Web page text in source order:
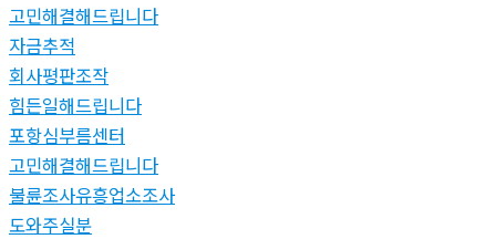
고민해결해드립니다
자금추적
회사평판조작
힘든일해드립니다
포항심부름센터
고민해결해드립니다
불륜조사유흥업소조사
도와주실분